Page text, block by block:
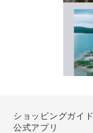
ショッピングガイド
公式アプリ